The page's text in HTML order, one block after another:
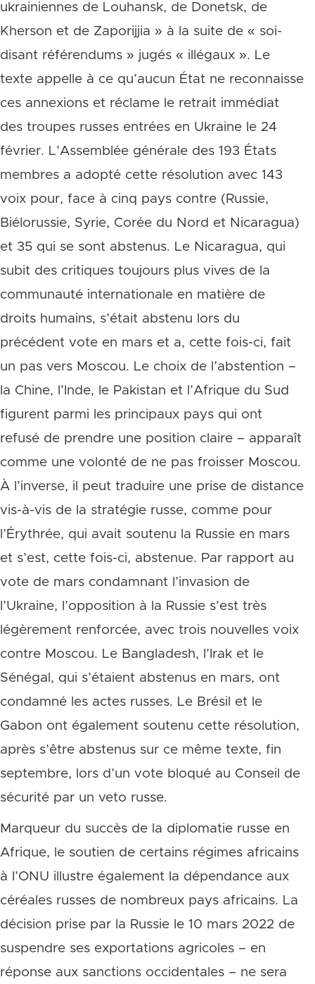
ukrainiennes de Louhansk, de Donetsk, de
Kherson et de Zaporijjia » à la suite de « soi-
disant référendums » jugés « illégaux ». Le
texte appelle à ce qu’aucun État ne reconnaisse
ces annexions et réclame le retrait immédiat
des troupes russes entrées en Ukraine le 24
février. L’Assemblée générale des 193 États
membres a adopté cette résolution avec 143
voix pour, face à cinq pays contre (Russie,
Biélorussie, Syrie, Corée du Nord et Nicaragua)
et 35 qui se sont abstenus. Le Nicaragua, qui
subit des critiques toujours plus vives de la
communauté internationale en matière de
droits humains, s’était abstenu lors du
précédent vote en mars et a, cette fois-ci, fait
un pas vers Moscou. Le choix de l’abstention –
la Chine, l’Inde, le Pakistan et l’Afrique du Sud
figurent parmi les principaux pays qui ont
refusé de prendre une position claire – apparaît
comme une volonté de ne pas froisser Moscou.
À l’inverse, il peut traduire une prise de distance
vis-à-vis de la stratégie russe, comme pour
l’Érythrée, qui avait soutenu la Russie en mars
et s’est, cette fois-ci, abstenue. Par rapport au
vote de mars condamnant l’invasion de
l’Ukraine, l’opposition à la Russie s’est très
légèrement renforcée, avec trois nouvelles voix
contre Moscou. Le Bangladesh, l’Irak et le
Sénégal, qui s’étaient abstenus en mars, ont
condamné les actes russes. Le Brésil et le
Gabon ont également soutenu cette résolution,
après s’être abstenus sur ce même texte, fin
septembre, lors d’un vote bloqué au Conseil de
sécurité par un veto russe.
Marqueur du succès de la diplomatie russe en
Afrique, le soutien de certains régimes africains
à l’ONU illustre également la dépendance aux
céréales russes de nombreux pays africains. La
décision prise par la Russie le 10 mars 2022 de
suspendre ses exportations agricoles – en
réponse aux sanctions occidentales – ne sera